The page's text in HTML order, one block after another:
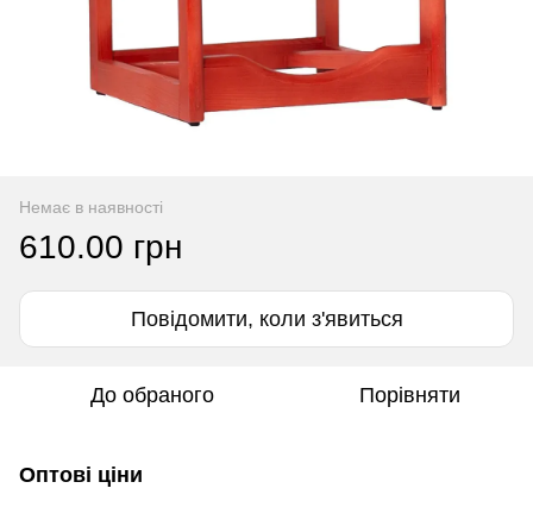
Немає в наявності
610.00 грн
Повідомити, коли з'явиться
До обраного Порівняти
Оптові ціни